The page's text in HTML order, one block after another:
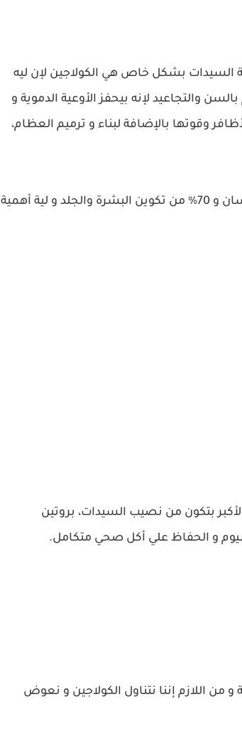
السيدات بشكل خاص هي الكولاجين لإن ليه
والتجاعيد لإنه بيحفز الأوعية الدموية و
وقوتها بالإضافة لبناء و ترميم العظام،
الكولاجين بيمثل 30% تقريبا من البروتين الموجود في جسم الإنسان و 70% من تكوين البشرة والجلد و لية أهمية
بتكون من نصيب السيدات، بروتين
و الحفاظ علي أكل صحي متكامل.
اللازم إننا نتناول الكولاجين و نعوض